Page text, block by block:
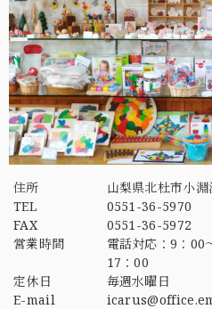
住所
山梨県北杜市小
TEL
0551-36-5970
FAX
0551-36-5972
営業時間
電話対応：9：00
17：00
定休日
毎週水曜日
E-mail